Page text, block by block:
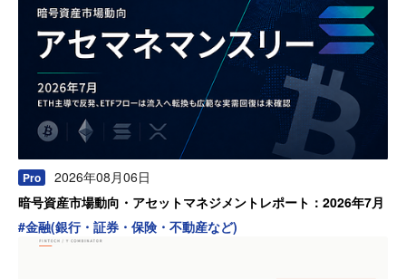
Pro
2026年08月06日
暗号資産市場動向・アセットマネジメントレポート：2026年7月
#金融(銀行・証券・保険・不動産など)